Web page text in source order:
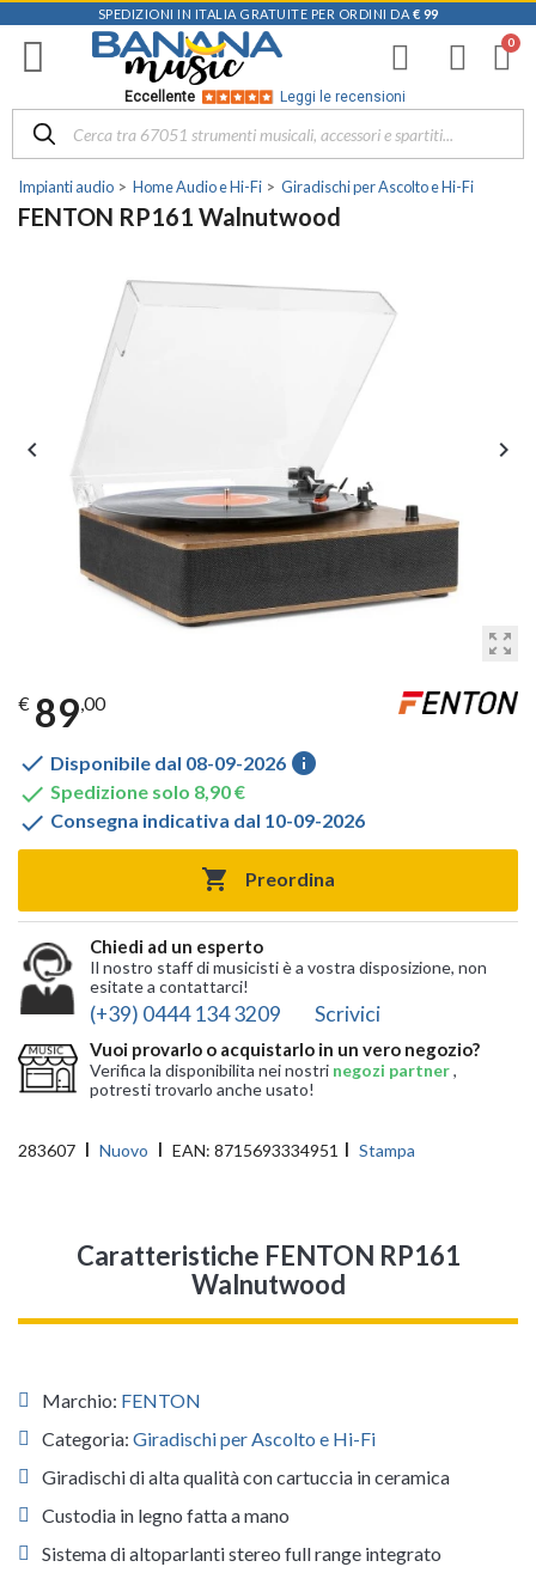
SPEDIZIONI IN ITALIA GRATUITE PER ORDINI DA € 99
Eccellente Leggi le recensioni
Impianti audio Home Audio e Hi-Fi Giradischi per Ascolto e Hi-Fi
FENTON RP161 Walnutwood
zoom_out_map
 
€ 89,00
 Disponibile dal 08-09-2026 info
 Spedizione solo 8,90 €
 Consegna indicativa dal 10-09-2026
 Preordina
Chiedi ad un esperto
Il nostro staff di musicisti è a vostra disposizione, non
esitate a contattarci!
(+39) 0444 134 3209 Scrivici
Vuoi provarlo o acquistarlo in un vero negozio?
Verifica la disponibilita nei nostri negozi partner,
potresti trovarlo anche usato!
283607 Nuovo EAN: 8715693334951 Stampa
Caratteristiche FENTON RP161
Walnutwood
Marchio: FENTON
Categoria: Giradischi per Ascolto e Hi-Fi
Giradischi di alta qualità con cartuccia in ceramica
Custodia in legno fatta a mano
Sistema di altoparlanti stereo full range integrato